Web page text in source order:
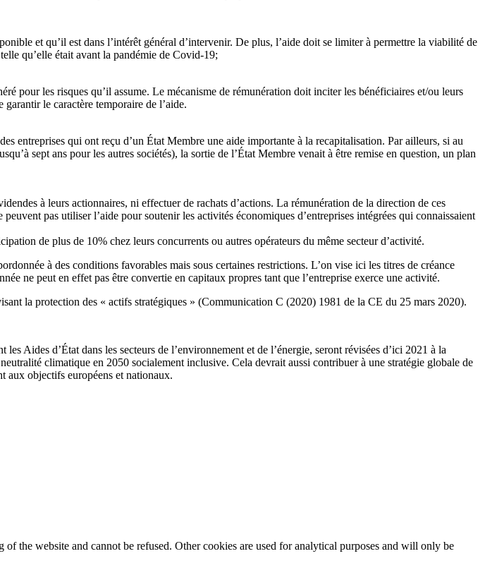
et qu’il est dans l’intérêt général d’intervenir. De plus, l’aide doit se limiter à permettre la viabilité de
qu’elle était avant la pandémie de Covid-19;
pour les risques qu’il assume. Le mécanisme de rémunération doit inciter les bénéficiaires et/ou leurs
le caractère temporaire de l’aide.
entreprises qui ont reçu d’un État Membre une aide importante à la recapitalisation. Par ailleurs, si au
sept ans pour les autres sociétés), la sortie de l’État Membre venait à être remise en question, un plan
à leurs actionnaires, ni effectuer de rachats d’actions. La rémunération de la direction de ces
pas utiliser l’aide pour soutenir les activités économiques d’entreprises intégrées qui connaissaient
de plus de 10% chez leurs concurrents ou autres opérateurs du même secteur d’activité.
à des conditions favorables mais sous certaines restrictions. L’on vise ici les titres de créance
ne peut en effet pas être convertie en capitaux propres tant que l’entreprise exerce une activité.
la protection des « actifs stratégiques » (Communication C (2020) 1981 de la CE du 25 mars 2020).
Aides d’État dans les secteurs de l’environnement et de l’énergie, seront révisées d’ici 2021 à la
climatique en 2050 socialement inclusive. Cela devrait aussi contribuer à une stratégie globale de
aux objectifs européens et nationaux.
the website and cannot be refused. Other cookies are used for analytical purposes and will only be